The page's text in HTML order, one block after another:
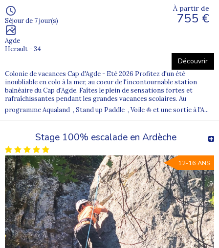
Séjour de 7 jour(s)
Agde
Herault - 34
À partir de
755 €
Découvrir
Colonie de vacances Cap d'Agde - Eté 2026 Profitez d'un été
inoubliable en colo à la mer, au coeur de l'incontournable station
balnéaire du Cap d'Agde. Faîtes le plein de sensations fortes et
rafraîchissantes pendant les grandes vacances scolaires. Au
programme Aqualand , Stand up Paddle , Voile ⛵ et une sortie à l'A...
Stage 100% escalade en Ardèche
12-16 ANS